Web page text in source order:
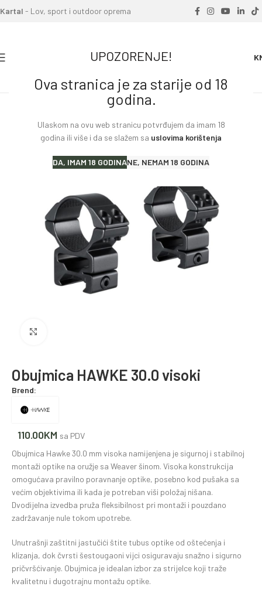
UPOZORENJE!
Ova stranica je za starije od 18
godina.
Ulaskom na ovu web stranicu potvrđujem da imam 18
godina ili više i da se slažem sa uslovima korištenja
DA, IMAM 18 GODINANE, NEMAM 18 GODINA
Kartal - Lov, sport i outdoor oprema
»Proizvodi »Obujmica HAWKE 30.0 visoki
Obujmica HAWKE 30.0 visoki
Brend:
110.00KM sa PDV
Obujmica Hawke 30.0 mm visoka namijenjena je sigurnoj i stabilnoj
montaži optike na oružje sa Weaver šinom. Visoka konstrukcija
omogućava pravilno poravnanje optike, posebno kod pušaka sa
većim objektivima ili kada je potreban viši položaj nišana.
Dvodijelna izvedba pruža fleksibilnost pri montaži i pouzdano
zadržavanje nule tokom upotrebe.
Unutrašnji zaštitni jastučići štite tubus optike od oštećenja i
klizanja, dok čvrsti šestougaoni vijci osiguravaju snažno i sigurno
pričvršćivanje. Obujmica je idealan izbor za strijelce koji traže
kvalitetnu i dugotrajnu montažu optike.